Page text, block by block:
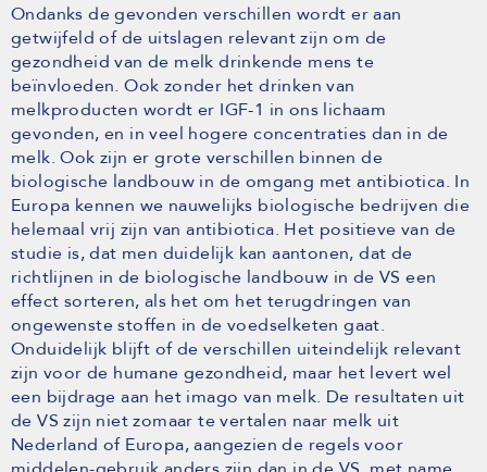
Ondanks de gevonden verschillen wordt er aan
getwijfeld of de uitslagen relevant zijn om de
gezondheid van de melk drinkende mens te
beïnvloeden. Ook zonder het drinken van
melkproducten wordt er IGF-1 in ons lichaam
gevonden, en in veel hogere concentraties dan in de
melk. Ook zijn er grote verschillen binnen de
biologische landbouw in de omgang met antibiotica. In
Europa kennen we nauwelijks biologische bedrijven die
helemaal vrij zijn van antibiotica. Het positieve van de
studie is, dat men duidelijk kan aantonen, dat de
richtlijnen in de biologische landbouw in de VS een
effect sorteren, als het om het terugdringen van
ongewenste stoffen in de voedselketen gaat.
Onduidelijk blijft of de verschillen uiteindelijk relevant
zijn voor de humane gezondheid, maar het levert wel
een bijdrage aan het imago van melk. De resultaten uit
de VS zijn niet zomaar te vertalen naar melk uit
Nederland of Europa, aangezien de regels voor